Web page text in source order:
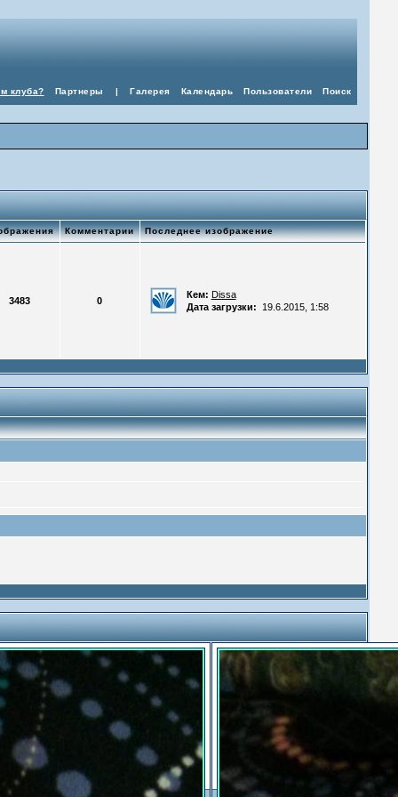
Поиск
Пользователи
Календарь
Галерея
|
Партнеры
клуба?
Комментарии Последнее изображение
3483 0
Кем: Dissa
Дата загрузки:
19.6.2015, 1:58